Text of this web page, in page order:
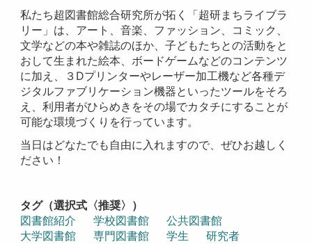
私たち超図書館総合研究所が拓く「超研まちライブラ
リー」は、アート、音楽、ファッション、コミック、
文学などの本や雑誌のほか、子どもたちとの活動をと
おして生まれた絵本、ボードゲームなどのコンテンツ
に加え、３Dプリンターやレーザー加工機など各種デ
ジタルファブリケーション機器といったツールをそろ
え、利用者がひらめきをその場でカタチにすることが
可能な環境づくりを行っています。
当日はどなたでも自由に入れますので、ぜひお越しく
ださい！
タグ（選択式〈推奨〉）
図書館紹介
学校図書館
公共図書館
大学図書館
専門図書館 学生 研究者